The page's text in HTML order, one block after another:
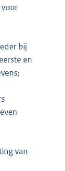
bij
en
van